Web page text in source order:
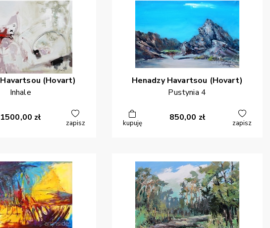
Havartsou (Hovart)
Inhale
1500,00 zł
zapisz
Henadzy Havartsou (Hovart)
Pustynia 4
kupuję
850,00 zł
zapisz